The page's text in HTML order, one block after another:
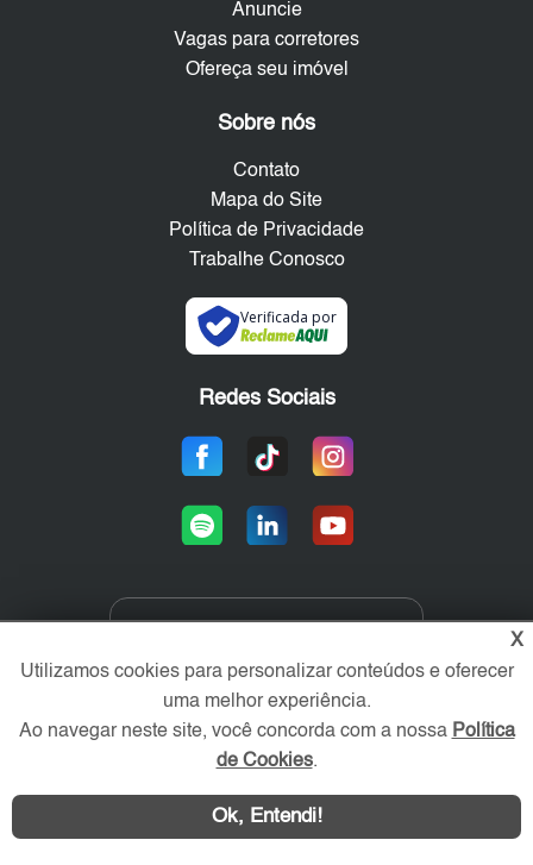
Anuncie
Vagas para corretores
Ofereça seu imóvel
Sobre nós
Contato
Mapa do Site
Política de Privacidade
Trabalhe Conosco
Verificada por
Redes Sociais
acesse sua conta:
X
Utilizamos cookies para personalizar conteúdos e oferecer
uma melhor experiência.
Ao navegar neste site, você concorda com a nossa Política
de Cookies.
Ok, Entendi!